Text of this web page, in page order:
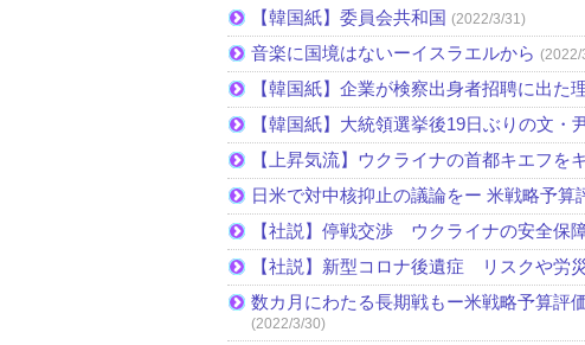
【韓国紙】委員会共和国 (2022/3/31)
音楽に国境はないーイスラエルから (2022/
【韓国紙】企業が検察出身者招聘に出
【韓国紙】大統領選挙後19日ぶりの文・
【上昇気流】ウクライナの首都キエフを
日米で対中核抑止の議論をー 米戦略予
【社説】停戦交渉 ウクライナの安全保
【社説】新型コロナ後遺症 リスクや労
数カ月にわたる長期戦もー米戦略予算評
(2022/3/30)